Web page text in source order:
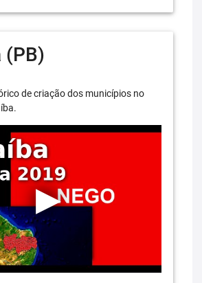
(PB)
de criação dos municípios no